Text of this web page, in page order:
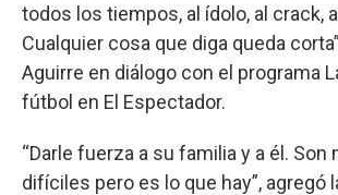
todos los tiempos, al ídolo, al crack,
Cualquier cosa que diga queda
Aguirre en diálogo con el programa
fútbol en El Espectador.
“Darle fuerza a su familia y a él.
difíciles pero es lo que hay”, agregó